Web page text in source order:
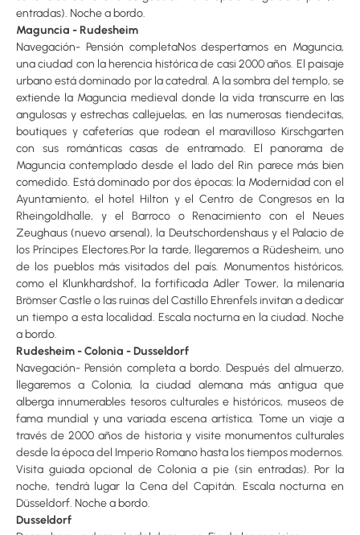
entradas). Noche a bordo.
Maguncia - Rudesheim
Navegación- Pensión completaNos despertamos en Maguncia,
una ciudad con la herencia histórica de casi 2000 años. El paisaje
urbano está dominado por la catedral. A la sombra del templo, se
extiende la Maguncia medieval donde la vida transcurre en las
angulosas y estrechas callejuelas, en las numerosas tiendecitas,
boutiques y cafeterías que rodean el maravilloso Kirschgarten
con sus románticas casas de entramado. El panorama de
Maguncia contemplado desde el lado del Rin parece más bien
comedido. Está dominado por dos épocas: la Modernidad con el
Ayuntamiento, el hotel Hilton y el Centro de Congresos en la
Rheingoldhalle, y el Barroco o Renacimiento con el Neues
Zeughaus (nuevo arsenal), la Deutschordenshaus y el Palacio de
los Príncipes Electores.Por la tarde, llegaremos a Rüdesheim, uno
de los pueblos más visitados del país. Monumentos históricos,
como el Klunkhardshof, la fortificada Adler Tower, la milenaria
Brömser Castle o las ruinas del Castillo Ehrenfels invitan a dedicar
un tiempo a esta localidad. Escala nocturna en la ciudad. Noche
a bordo.
Rudesheim - Colonia - Dusseldorf
Navegación- Pensión completa a bordo. Después del almuerzo,
llegaremos a Colonia, la ciudad alemana más antigua que
alberga innumerables tesoros culturales e históricos, museos de
fama mundial y una variada escena artística. Tome un viaje a
través de 2000 años de historia y visite monumentos culturales
desde la época del Imperio Romano hasta los tiempos modernos.
Visita guiada opcional de Colonia a pie (sin entradas). Por la
noche, tendrá lugar la Cena del Capitán. Escala nocturna en
Düsseldorf. Noche a bordo.
Dusseldorf